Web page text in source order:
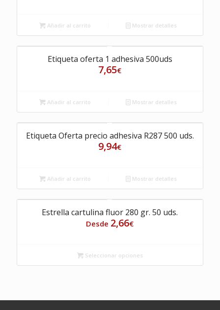
Añadir al carrito Mostrar detalles
Etiqueta oferta 1 adhesiva 500uds
7,65€
Añadir al carrito Mostrar detalles
Etiqueta Oferta precio adhesiva R287 500 uds.
9,94€
Añadir al carrito Mostrar detalles
Estrella cartulina fluor 280 gr. 50 uds.
Desde 2,66€
Seleccionar opciones